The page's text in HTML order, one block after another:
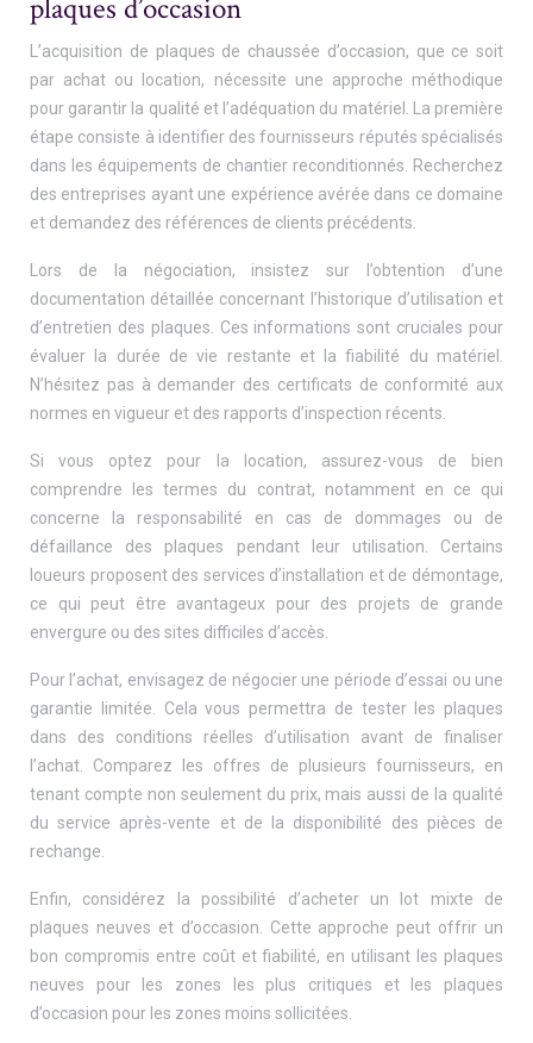
plaques d’occasion
L’acquisition de plaques de chaussée d’occasion, que ce soit
par achat ou location, nécessite une approche méthodique
pour garantir la qualité et l’adéquation du matériel. La première
étape consiste à identifier des fournisseurs réputés spécialisés
dans les équipements de chantier reconditionnés. Recherchez
des entreprises ayant une expérience avérée dans ce domaine
et demandez des références de clients précédents.
Lors de la négociation, insistez sur l’obtention d’une
documentation détaillée concernant l’historique d’utilisation et
d’entretien des plaques. Ces informations sont cruciales pour
évaluer la durée de vie restante et la fiabilité du matériel.
N’hésitez pas à demander des certificats de conformité aux
normes en vigueur et des rapports d’inspection récents.
Si vous optez pour la location, assurez-vous de bien
comprendre les termes du contrat, notamment en ce qui
concerne la responsabilité en cas de dommages ou de
défaillance des plaques pendant leur utilisation. Certains
loueurs proposent des services d’installation et de démontage,
ce qui peut être avantageux pour des projets de grande
envergure ou des sites difficiles d’accès.
Pour l’achat, envisagez de négocier une période d’essai ou une
garantie limitée. Cela vous permettra de tester les plaques
dans des conditions réelles d’utilisation avant de finaliser
l’achat. Comparez les offres de plusieurs fournisseurs, en
tenant compte non seulement du prix, mais aussi de la qualité
du service après-vente et de la disponibilité des pièces de
rechange.
Enfin, considérez la possibilité d’acheter un lot mixte de
plaques neuves et d’occasion. Cette approche peut offrir un
bon compromis entre coût et fiabilité, en utilisant les plaques
neuves pour les zones les plus critiques et les plaques
d’occasion pour les zones moins sollicitées.